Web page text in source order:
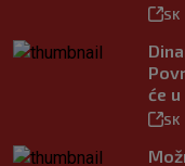
SK
će
SK